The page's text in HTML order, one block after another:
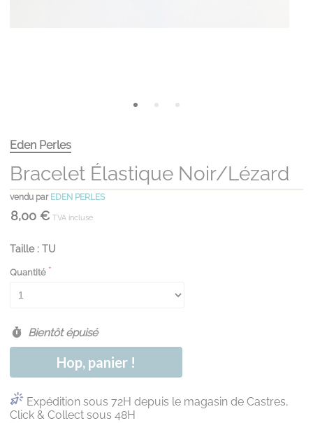
Eden Perles
Bracelet Élastique Noir/lézard
vendu par EDEN PERLES
8,00 € TVA incluse
Taille : TU
Quantité
Bientôt épuisé
Hop, panier !
Expédition sous 72H depuis le magasin de Castres,
Click & Collect sous 48H